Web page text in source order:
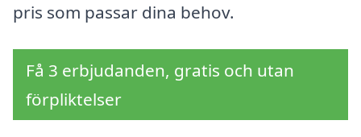
pris som passar dina behov.
Få 3 erbjudanden, gratis och utan
förpliktelser